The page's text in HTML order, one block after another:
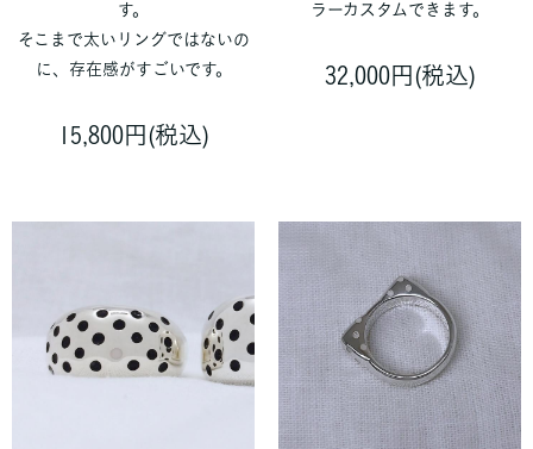
す。
そこまで太いリングではないの
に、存在感がすごいです。
15,800円(税込)
ラーカスタムできます。
32,000円(税込)